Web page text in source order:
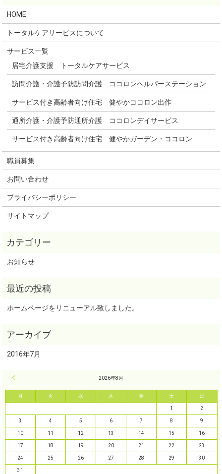
HOME
トータルケアサービスについて
サービス一覧
居宅介護支援 トータルケアサービス
訪問介護・介護予防訪問介護 ココロンヘルパーステーション
サービス付き高齢者向け住宅 健やかココロン出作
通所介護・介護予防通所介護 ココロンデイサービス
サービス付き高齢者向け住宅 健やかガーデン・ココロン
職員募集
お問い合わせ
プライバシーポリシー
サイトマップ
お知らせ
ホームページをリニューアル致しました。
2016年7月
2026年8月
月 火 水 木 金 土 日
1 2
3 4 5 6 7 8 9
10 11 12 13 14 15 16
17 18 19 20 21 22 23
24 25 26 27 28 29 30
31